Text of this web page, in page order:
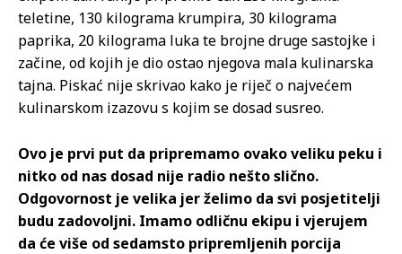
teletine, 130 kilograma krumpira, 30 kilograma
paprika, 20 kilograma luka te brojne druge sastojke i
začine, od kojih je dio ostao njegova mala kulinarska
tajna. Piskać nije skrivao kako je riječ o najvećem
kulinarskom izazovu s kojim se dosad susreo.
Ovo je prvi put da pripremamo ovako veliku peku i
nitko od nas dosad nije radio nešto slično.
Odgovornost je velika jer želimo da svi posjetitelji
budu zadovoljni. Imamo odličnu ekipu i vjerujem
da će više od sedamsto pripremljenih porcija